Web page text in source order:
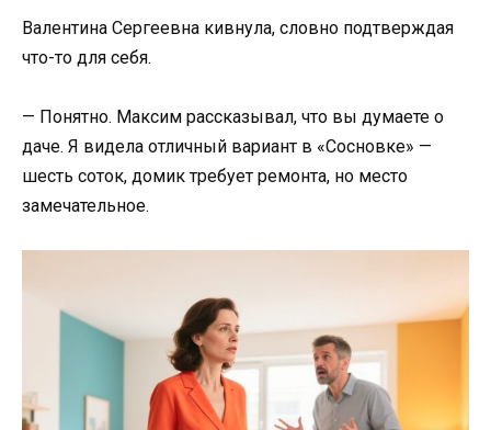
Валентина Сергеевна кивнула, словно подтверждая
что-то для себя.
— Понятно. Максим рассказывал, что вы думаете о
даче. Я видела отличный вариант в «Сосновке» —
шесть соток, домик требует ремонта, но место
замечательное.